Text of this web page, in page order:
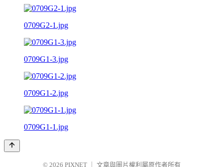
0709G2-1.jpg
0709G1-3.jpg
0709G1-2.jpg
0709G1-1.jpg
© 2026 PIXNET 文章與圖片權利屬原作者所有